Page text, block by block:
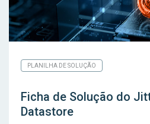
PLANILHA DE SOLUÇÃO
Ficha de Solução do
Datastore